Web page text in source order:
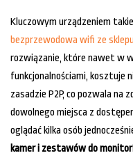
Kluczowym urządzeniem
bezprzewodowa wifi ze
rozwiązanie, które nawet w
funkcjonalnościami, kosztuje
zasadzie P2P, co pozwala na
dowolnego miejsca z
oglądać kilka osób
kamer i zestawów do